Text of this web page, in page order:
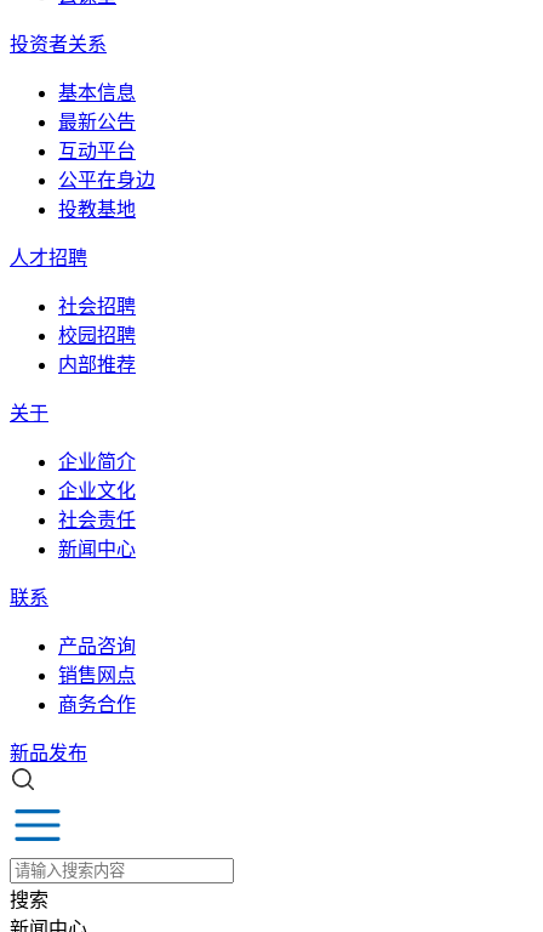
投资者关系
基本信息
最新公告
互动平台
公平在身边
投教基地
人才招聘
社会招聘
校园招聘
内部推荐
关于
企业简介
企业文化
社会责任
新闻中心
联系
产品咨询
销售网点
商务合作
新品发布
搜索